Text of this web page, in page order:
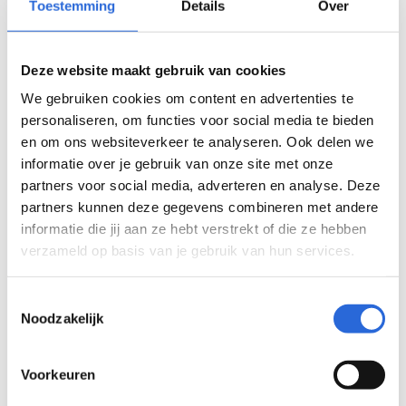
Toestemming Details Over
Deze website maakt gebruik van cookies
We gebruiken cookies om content en advertenties te
personaliseren, om functies voor social media te bieden
en om ons websiteverkeer te analyseren. Ook delen we
informatie over je gebruik van onze site met onze
partners voor social media, adverteren en analyse. Deze
partners kunnen deze gegevens combineren met andere
informatie die jij aan ze hebt verstrekt of die ze hebben
verzameld op basis van je gebruik van hun services.
Noodzakelijk
Voorkeuren
Examinering 2
Leeroverzicht 2
Contractonderwijs 2
SLIM-scholingssubsidie 1
RIO 1
Transparantie 1
Arbeidsmarkt